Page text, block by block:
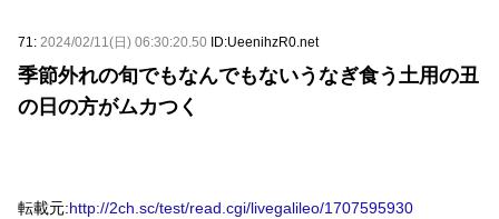
71: 2024/02/11(日) 06:30:20.50 ID:UeenihzR0.net
季節外れの旬でもなんでもないうなぎ食う土用の丑
の日の方がムカつく
転載元:http://2ch.sc/test/read.cgi/livegalileo/1707595930